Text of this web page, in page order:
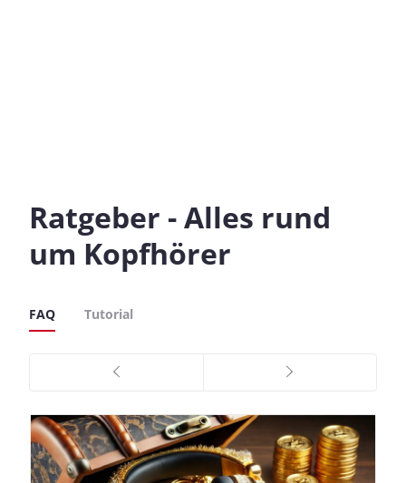
Ratgeber - Alles rund
um Kopfhörer
FAQ Tutorial